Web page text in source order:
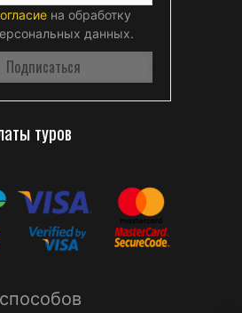
на обработку
данных.
туров